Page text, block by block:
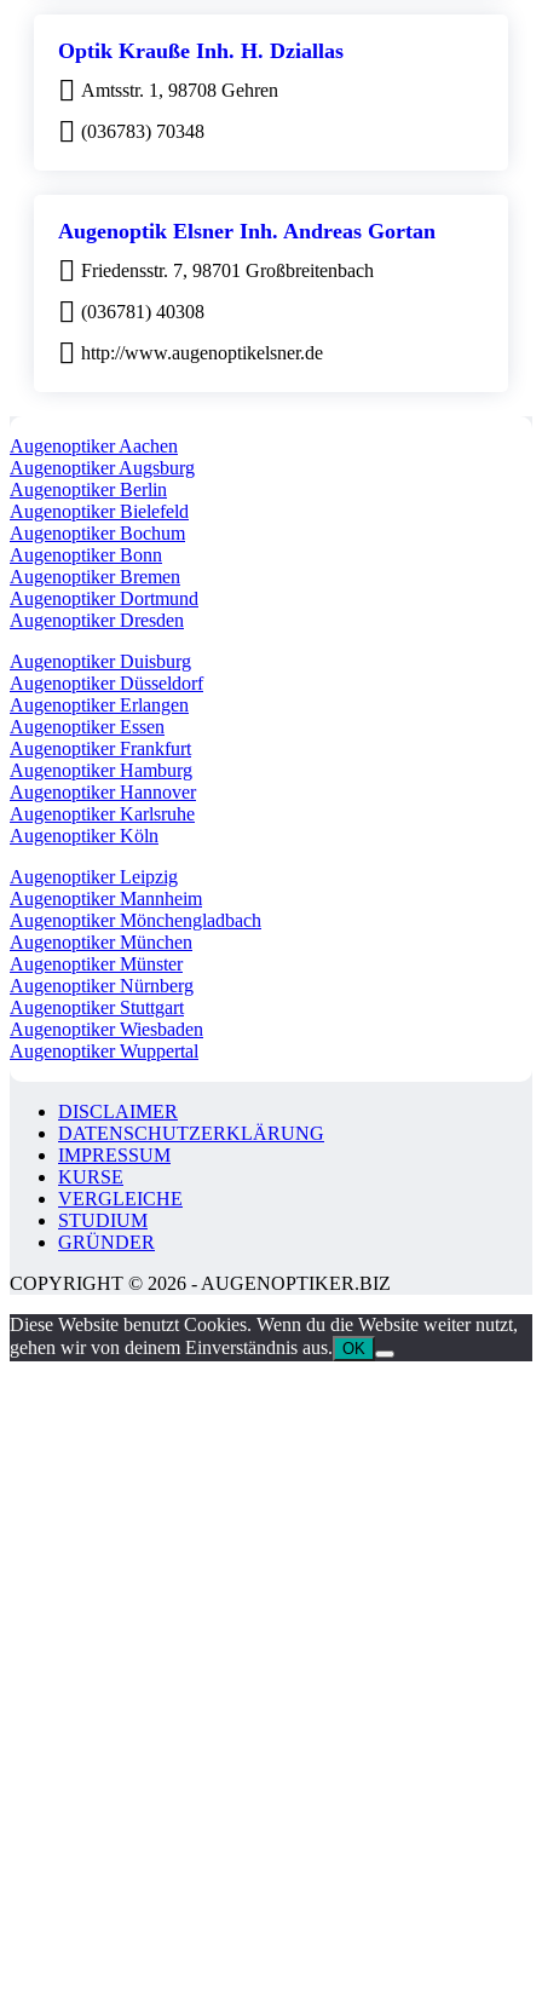
Optik Krauße Inh. H. Dziallas
Amtsstr. 1, 98708 Gehren
(036783) 70348
Augenoptik Elsner Inh. Andreas Gortan
Friedensstr. 7, 98701 Großbreitenbach
(036781) 40308
http://www.augenoptikelsner.de
Augenoptiker Aachen
Augenoptiker Augsburg
Augenoptiker Berlin
Augenoptiker Bielefeld
Augenoptiker Bochum
Augenoptiker Bonn
Augenoptiker Bremen
Augenoptiker Dortmund
Augenoptiker Dresden
Augenoptiker Duisburg
Augenoptiker Düsseldorf
Augenoptiker Erlangen
Augenoptiker Essen
Augenoptiker Frankfurt
Augenoptiker Hamburg
Augenoptiker Hannover
Augenoptiker Karlsruhe
Augenoptiker Köln
Augenoptiker Leipzig
Augenoptiker Mannheim
Augenoptiker Mönchengladbach
Augenoptiker München
Augenoptiker Münster
Augenoptiker Nürnberg
Augenoptiker Stuttgart
Augenoptiker Wiesbaden
Augenoptiker Wuppertal
DISCLAIMER
DATENSCHUTZERKLÄRUNG
IMPRESSUM
KURSE
VERGLEICHE
STUDIUM
GRÜNDER
COPYRIGHT © 2026 - AUGENOPTIKER.BIZ
Diese Website benutzt Cookies. Wenn du die Website weiter nutzt,
gehen wir von deinem Einverständnis aus. OK